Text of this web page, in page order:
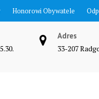
Honorowi Obywatele
Adres
33-207